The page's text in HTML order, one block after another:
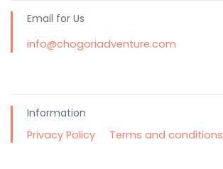
Email for Us
info@chogoriadventure.com
Information
Privacy Policy
Terms and conditions